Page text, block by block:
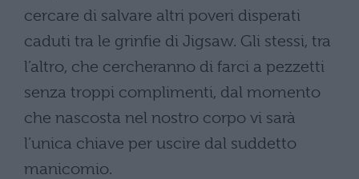
cercare di salvare altri poveri disperati
caduti tra le grinfie di Jigsaw. Gli stessi, tra
l’altro, che cercheranno di farci a pezzetti
senza troppi complimenti, dal momento
che nascosta nel nostro corpo vi sarà
l’unica chiave per uscire dal suddetto
manicomio.